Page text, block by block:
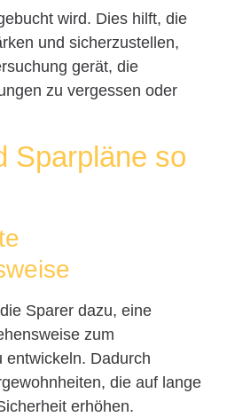
wird. Dies hilft, die
und sicherzustellen,
gerät, die
zu vergessen oder
Sparpläne so
Sparer dazu, eine
zum
entwickeln. Dadurch
die auf lange
erhöhen.